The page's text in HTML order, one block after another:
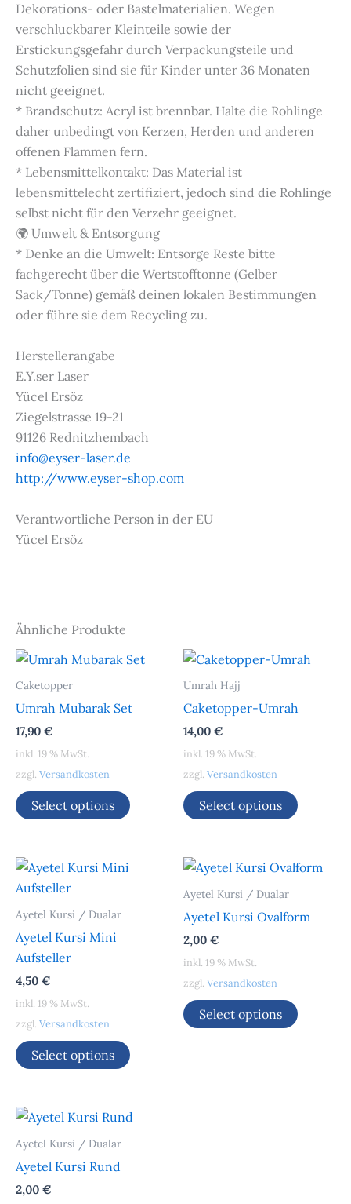
Dekorations- oder Bastelmaterialien. Wegen
verschluckbarer Kleinteile sowie der
Erstickungsgefahr durch Verpackungsteile und
Schutzfolien sind sie für Kinder unter 36 Monaten
nicht geeignet.
* Brandschutz: Acryl ist brennbar. Halte die Rohlinge
daher unbedingt von Kerzen, Herden und anderen
offenen Flammen fern.
* Lebensmittelkontakt: Das Material ist
lebensmittelecht zertifiziert, jedoch sind die Rohlinge
selbst nicht für den Verzehr geeignet.
🌍 Umwelt & Entsorgung
* Denke an die Umwelt: Entsorge Reste bitte
fachgerecht über die Wertstofftonne (Gelber
Sack/Tonne) gemäß deinen lokalen Bestimmungen
oder führe sie dem Recycling zu.
Herstellerangabe
E.Y.ser Laser
Yücel Ersöz
Ziegelstrasse 19-21
91126 Rednitzhembach
info@eyser-laser.de
http://www.eyser-shop.com
Verantwortliche Person in der EU
Yücel Ersöz
Ähnliche Produkte
Caketopper
Umrah Mubarak Set
17,90 €
inkl. 19 % MwSt.
zzgl. Versandkosten
Select options
Umrah Hajj
Caketopper-Umrah
14,00 €
inkl. 19 % MwSt.
zzgl. Versandkosten
Select options
Ayetel Kursi / Dualar
Ayetel Kursi Mini
Aufsteller
4,50 €
inkl. 19 % MwSt.
zzgl. Versandkosten
Select options
Ayetel Kursi / Dualar
Ayetel Kursi Ovalform
2,00 €
inkl. 19 % MwSt.
zzgl. Versandkosten
Select options
Ayetel Kursi / Dualar
Ayetel Kursi Rund
2,00 €